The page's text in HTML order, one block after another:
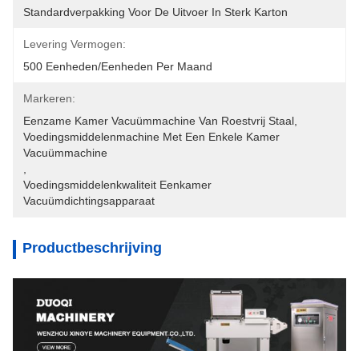
Standardverpakking Voor De Uitvoer In Sterk Karton
Levering Vermogen:
500 Eenheden/eenheden Per Maand
Markeren:
Eenzame Kamer Vacuümmachine Van Roestvrij Staal
Voedingsmiddelenmachine Met Een Enkele Kamer
Vacuümmachine
Voedingsmiddelenkwaliteit Eenkamer
Vacuümdichtingsapparaat
Productbeschrijving